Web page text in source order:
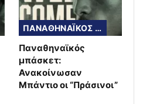
ΠΑΝΑΘΗΝΑΪΚΟΣ ΜΠΑΣΚΕΤ
Παναθηναϊκός
μπάσκετ:
Ανακοίνωσαν
Μπάντιο οι “Πράσινοι”